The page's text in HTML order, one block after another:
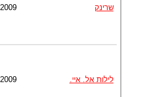
שרינק 2009
לילות אל. איי. 2009